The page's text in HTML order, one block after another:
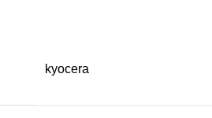
kyocera